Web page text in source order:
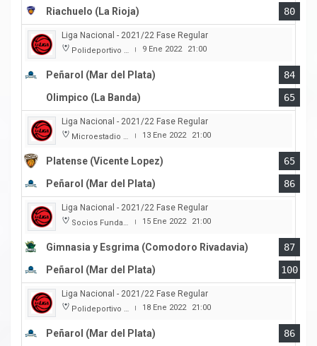
Riachuelo (La Rioja)
80
Liga Nacional - 2021/22 Fase Regular
Polideportivo Islas Malvinas | 9 Ene 2022 21:00
Peñarol (Mar del Plata)
84
Olimpico (La Banda)
65
Liga Nacional - 2021/22 Fase Regular
Microestadio Ciudad de Vicente Lopez | 13 Ene 2022 21:00
Platense (Vicente Lopez)
65
Peñarol (Mar del Plata)
86
Liga Nacional - 2021/22 Fase Regular
Socios Fundadores | 15 Ene 2022 21:00
Gimnasia y Esgrima (Comodoro Rivadavia)
87
Peñarol (Mar del Plata)
100
Liga Nacional - 2021/22 Fase Regular
Polideportivo Islas Malvinas | 18 Ene 2022 21:00
Peñarol (Mar del Plata)
86